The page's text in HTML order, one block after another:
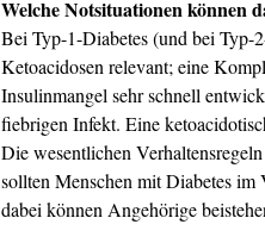
Welche Notsituationen können
Bei Typ-1-Diabetes (und bei Typ-
Ketoacidosen relevant; eine
Insulinmangel sehr schnell
fiebrigen Infekt. Eine
Die wesentlichen
sollten Menschen mit Diabetes
dabei können Angehörige